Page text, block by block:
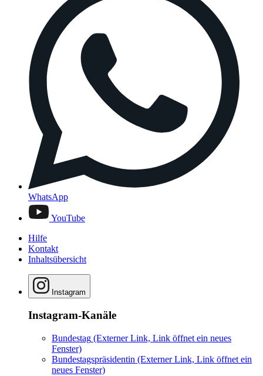
WhatsApp
YouTube
Hilfe
Kontakt
Inhaltsübersicht
Instagram
Instagram-Kanäle
Bundestag (Externer Link, Link öffnet ein neues
Fenster)
Bundestagspräsidentin (Externer Link, Link öffnet ein
neues Fenster)